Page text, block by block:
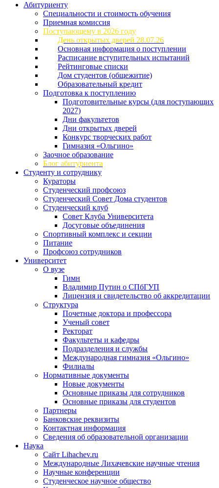
Абитуриенту
Специальности и стоимость обучения
Приемная комиссия
Поступающему в 2026 году
День открытых дверей 28.07.26
Основная информация о поступлении
Расписание вступительных испытаний
Рейтинговые списки
Дом студентов (общежитие)
Образовательный кредит
Подготовка к поступлению
Подготовительные курсы (для поступающих
2027)
Дни факультетов
Дни открытых дверей
Конкурс творческих работ
Гимназия «Ольгино»
Заочное образование
Блог абитуриента
Студенту и сотруднику
Кураторы
Студенческий профсоюз
Студенческий Совет Дома студентов
Студенческий клуб
Совет Клуба Университета
Досуговые объединения
Спортивный комплекс и секции
Питание
Профсоюз сотрудников
Университет
О вузе
Гимн
Владимир Путин о СПбГУП
Лицензия и свидетельство об аккредитации
Структура
Почетные доктора и профессора
Ученый совет
Ректорат
Факультеты и кафедры
Подразделения и службы
Международная гимназия «Ольгино»
Филиалы
Нормативные документы
Новые документы
Основные приказы для сотрудников
Основные приказы для студентов
Партнеры
Банковские реквизиты
Контактная информация
Сведения об образовательной организации
Наука
Сайт Lihachev.ru
Международные Лихачевские научные чтения
Научные конференции
Студенческое научное общество